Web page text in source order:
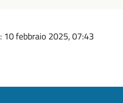
: 10 febbraio 2025, 07:43